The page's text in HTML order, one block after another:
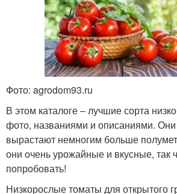
Средние сорта
Фото: agrodom93.ru
В этом каталоге – лучшие сорта
фото, названиями и описаниями.
вырастают немногим больше
они очень урожайные и вкусные, так
попробовать!
Низкорослые томаты для открытого